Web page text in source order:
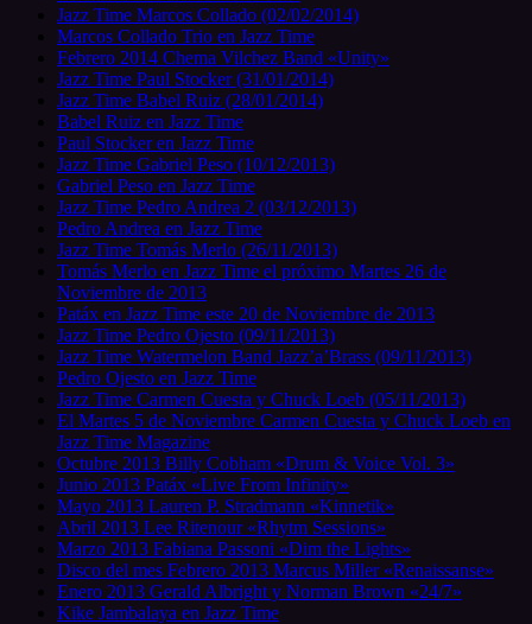
Jazz Time Marcos Collado (02/02/2014)
Marcos Collado Trio en Jazz Time
Febrero 2014 Chema Vilchez Band «Unity»
Jazz Time Paul Stocker (31/01/2014)
Jazz Time Babel Ruiz (28/01/2014)
Babel Ruiz en Jazz Time
Paul Stocker en Jazz Time
Jazz Time Gabriel Peso (10/12/2013)
Gabriel Peso en Jazz Time
Jazz Time Pedro Andrea 2 (03/12/2013)
Pedro Andrea en Jazz Time
Jazz Time Tomás Merlo (26/11/2013)
Tomás Merlo en Jazz Time el próximo Martes 26 de
Noviembre de 2013
Patáx en Jazz Time este 20 de Noviembre de 2013
Jazz Time Pedro Ojesto (09/11/2013)
Jazz Time Watermelon Band Jazz’a’Brass (09/11/2013)
Pedro Ojesto en Jazz Time
Jazz Time Carmen Cuesta y Chuck Loeb (05/11/2013)
El Martes 5 de Noviembre Carmen Cuesta y Chuck Loeb en
Jazz Time Magazine
Octubre 2013 Billy Cobham «Drum & Voice Vol. 3»
Junio 2013 Patáx «Live From Infinity»
Mayo 2013 Lauren P. Stradmann «Kinnetik»
Abril 2013 Lee Ritenour «Rhytm Sessions»
Marzo 2013 Fabiana Passoni «Dim the Lights»
Disco del mes Febrero 2013 Marcus Miller «Renaissanse»
Enero 2013 Gerald Albright y Norman Brown «24/7»
Kike Jambalaya en Jazz Time